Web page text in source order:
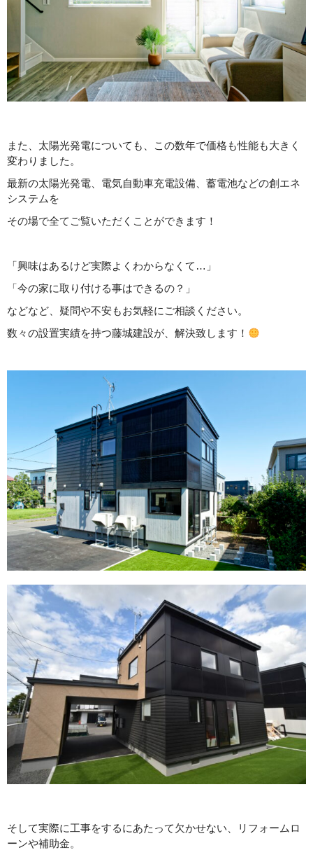
また、太陽光発電についても、この数年で価格も性能も大きく
変わりました。
最新の太陽光発電、電気自動車充電設備、蓄電池などの創エネ
システムを
その場で全てご覧いただくことができます！
「興味はあるけど実際よくわからなくて…」
「今の家に取り付ける事はできるの？」
などなど、疑問や不安もお気軽にご相談ください。
数々の設置実績を持つ藤城建設が、解決致します！
そして実際に工事をするにあたって欠かせない、リフォームロ
ーンや補助金。